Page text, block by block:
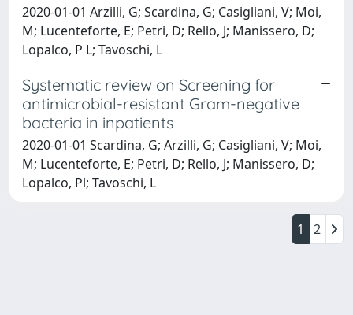
2020-01-01 Arzilli, G; Scardina, G; Casigliani, V; Moi,
M; Lucenteforte, E; Petri, D; Rello, J; Manissero, D;
Lopalco, P L; Tavoschi, L
Systematic review on Screening for
antimicrobial-resistant Gram-negative
bacteria in inpatients
2020-01-01 Scardina, G; Arzilli, G; Casigliani, V; Moi,
M; Lucenteforte, E; Petri, D; Rello, J; Manissero, D;
Lopalco, Pl; Tavoschi, L
1 2